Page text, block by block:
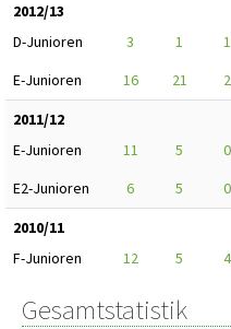
2012/13
D-Junioren
3 1 1
E-Junioren
16 21 2
2011/12
E-Junioren
11 5 0
E2-Junioren
6 5 0
2010/11
F-Junioren
12 5 4
Gesamtstatistik